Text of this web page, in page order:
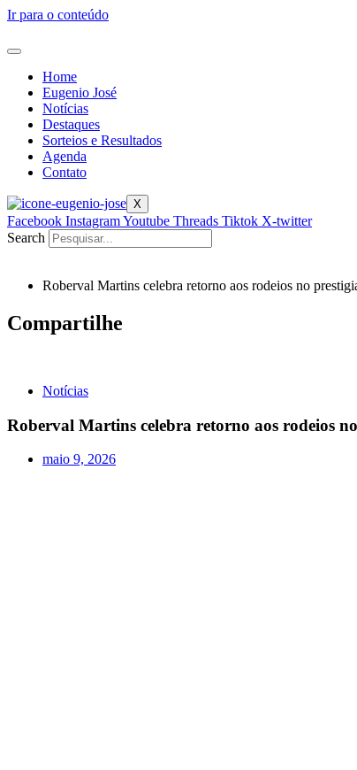
Ir para o conteúdo
Home
Eugenio José
Notícias
Destaques
Sorteios e Resultados
Agenda
Contato
X
Facebook InstagramYoutube Threads Tiktok X-twitter
Search
Roberval Martins celebra retorno aos rodeios no
Compartilhe
Notícias
Roberval Martins celebra retorno aos rodeios
maio 9, 2026